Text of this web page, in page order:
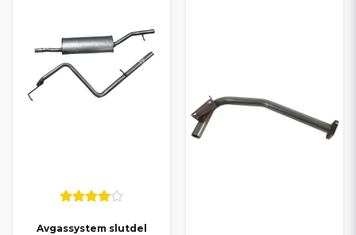
Avgassystem slutdel